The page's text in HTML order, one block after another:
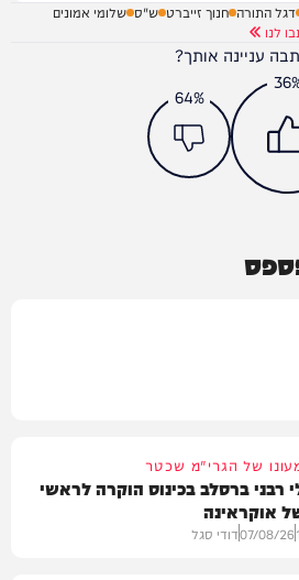
דגל התורה חנוך זייברט ש"ס שלומי אמונים
לנו
עניינה אותך?
64%
של הגרי"מ שכטר
רבני ברסלב בכינוס הוקרה לראשי
אוקראינה
07/08/26דודי סגל